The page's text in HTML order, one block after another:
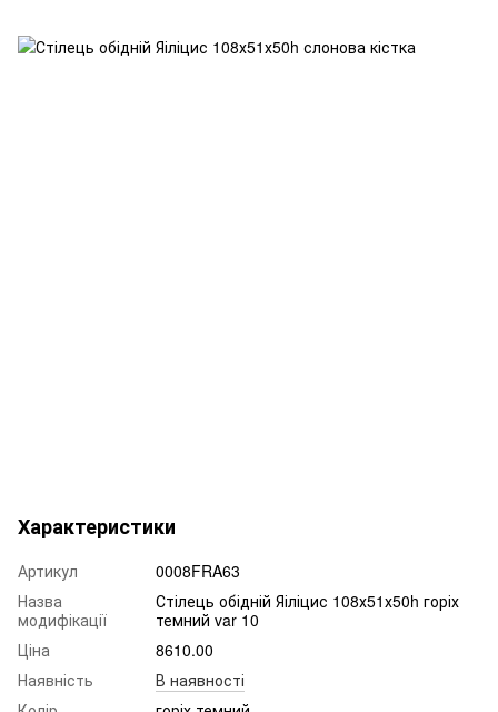
Характеристики
Артикул
0008FRA63
Назва
модифікації
Стілець обідній Яіліцис 108х51х50h горіх
темний var 10
Ціна
8610.00
Наявність
В наявності